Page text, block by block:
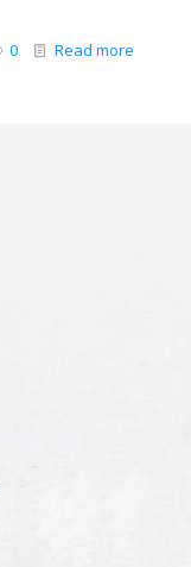
0 Read more